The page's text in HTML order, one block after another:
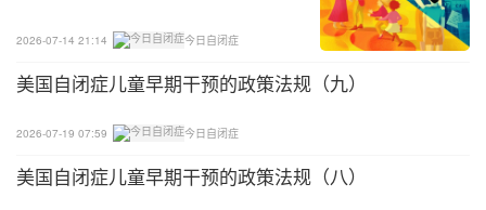
2026-07-14 21:14 今日自闭症
美国自闭症儿童早期干预的政策法规（九）
2026-07-19 07:59 今日自闭症
美国自闭症儿童早期干预的政策法规（八）